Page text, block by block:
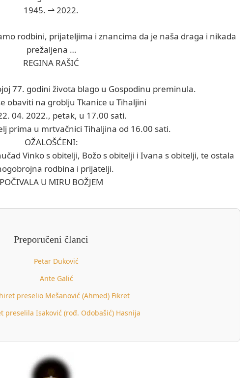
1945. ⇀ 2022.
rodbini, prijateljima i znancima da je naša draga i nikada
prežaljena …
REGINA RAŠIĆ
77. godini života blago u Gospodinu preminula.
obaviti na groblju Tkanice u Tihaljini
04. 2022., petak, u 17.00 sati.
prima u mrtvačnici Tihaljina od 16.00 sati.
OŽALOŠĆENI:
Vinko s obitelji, Božo s obitelji i Ivana s obitelji, te ostala
rodbina i prijatelji.
POČIVALA U MIRU BOŽJEM
Preporučeni članci
Petar Duković
Ante Galić
preselio Mešanović (Ahmed) Fikret
preselila Isaković (rođ. Odobašić) Hasnija